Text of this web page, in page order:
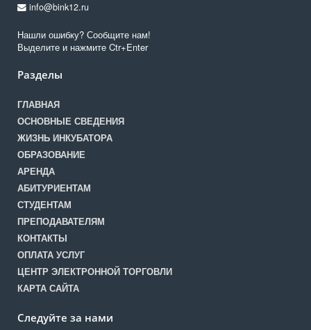
info@bink12.ru
Нашли ошибку? Сообщите нам!
Выделите и нажмите Ctr+Enter
Разделы
ГЛАВНАЯ
ОСНОВНЫЕ СВЕДЕНИЯ
ЖИЗНЬ ИНКУБАТОРА
ОБРАЗОВАНИЕ
АРЕНДА
АБИТУРИЕНТАМ
СТУДЕНТАМ
ПРЕПОДАВАТЕЛЯМ
КОНТАКТЫ
ОПЛАТА УСЛУГ
ЦЕНТР ЭЛЕКТРОННОЙ ТОРГОВЛИ
КАРТА САЙТА
Следуйте за нами